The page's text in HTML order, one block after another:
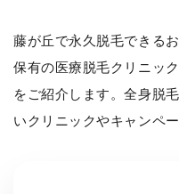
藤が丘で永久脱毛できる
保有の医療脱毛クリニッ
をご紹介します。全身脱
いクリニックやキャンペ